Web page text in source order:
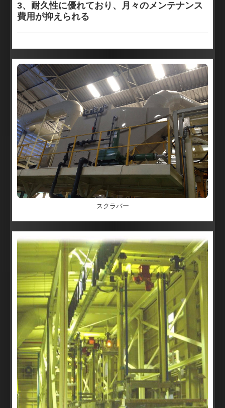
3、耐久性に優れており、月々のメンテナンス
費用が抑えられる
スクラバー